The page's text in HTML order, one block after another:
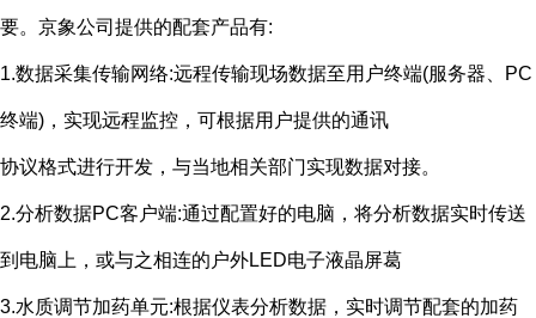
要。京象公司提供的配套产品有:
1.数据采集传输网络:远程传输现场数据至用户终端(服务器、 PC
终端) ，实现远程监控，可根据用户提供的通讯
协议格式进行开发，与当地相关部门实现数据对接。
2.分析数据PC客户端:通过配置好的电脑，将分析数据实时传送
到电脑上，或与之相连的户外LED电子液晶屏葛
3.水质调节加药单元:根据仪表分析数据，实时调节配套的加药